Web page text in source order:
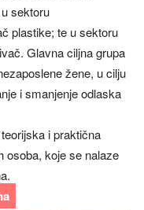
sektoru
plastike; te u sektoru
Glavna ciljna grupa
žene, u cilju
i smanjenje odlaska
i praktična
osoba, koje se nalaze